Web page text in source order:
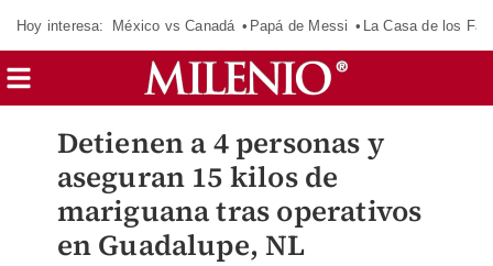
Hoy interesa: México vs Canadá Papá de Messi La Casa de los
Detienen a 4 personas y
aseguran 15 kilos de
mariguana tras operativos
en Guadalupe, NL